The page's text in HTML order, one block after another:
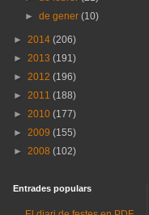
►de gener(10)
► 2014 (206)
► 2013 (191)
► 2012 (196)
► 2011 (188)
► 2010 (177)
► 2009 (155)
► 2008 (102)
Entrades populars